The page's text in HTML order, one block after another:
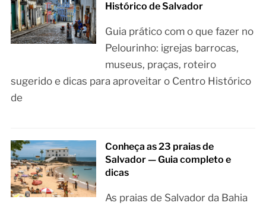
Histórico de Salvador
Guia prático com o que fazer no
Pelourinho: igrejas barrocas,
museus, praças, roteiro
sugerido e dicas para aproveitar o Centro Histórico
de
Conheça as 23 praias de
Salvador — Guia completo e
dicas
As praias de Salvador da Bahia